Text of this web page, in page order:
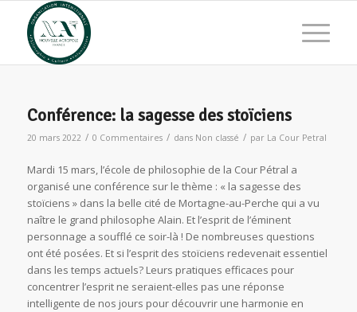
Conférence: la sagesse des stoïciens
20 mars 2022 / 0 Commentaires / dans Non classé / par La Cour Petral
Mardi 15 mars, l’école de philosophie de la Cour Pétral a
organisé une conférence sur le thème : « la sagesse des
stoïciens » dans la belle cité de Mortagne-au-Perche qui a vu
naître le grand philosophe Alain. Et l’esprit de l’éminent
personnage a soufflé ce soir-là ! De nombreuses questions
ont été posées. Et si l’esprit des stoïciens redevenait essentiel
dans les temps actuels? Leurs pratiques efficaces pour
concentrer l’esprit ne seraient-elles pas une réponse
intelligente de nos jours pour découvrir une harmonie en